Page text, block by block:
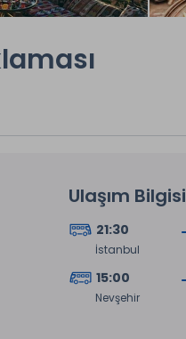
Ulaşım Bilgisi
21:30
İstanbul
15:00
Nevşehir